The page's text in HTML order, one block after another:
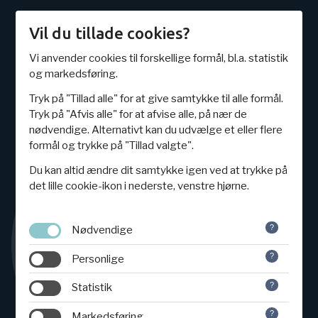
Edutasia Kurser
Vil du tillade cookies?
Vi anvender cookies til forskellige formål, bl.a. statistik
og markedsføring.
Tryk på "Tillad alle" for at give samtykke til alle formål.
Tryk på "Afvis alle" for at afvise alle, på nær de
nødvendige. Alternativt kan du udvælge et eller flere
formål og trykke på "Tillad valgte".
Du kan altid ændre dit samtykke igen ved at trykke på
det lille cookie-ikon i nederste, venstre hjørne.
Nødvendige
Personlige
Statistik